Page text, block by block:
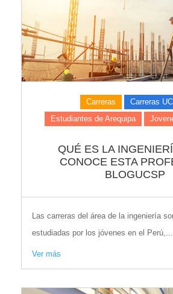
Carreras
Carreras
Estudiantes de Arequipa
QUÉ ES LA
CONOCE ESTA
BLOGUCSP
Las carreras del área de la ingeniería
estudiadas por los jóvenes en el Perú,...
Ver más